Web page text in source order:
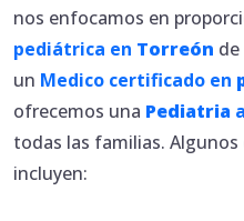
nos enfocamos en
pediátrica en Torreón
un Medico certificado en
ofrecemos una Pediatria
todas las familias.
incluyen: